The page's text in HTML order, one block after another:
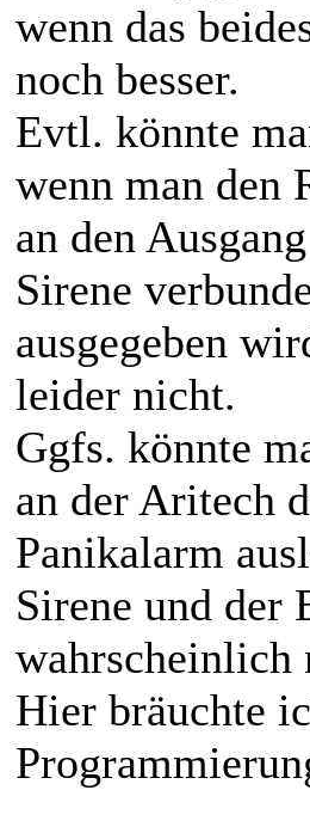
wenn das
noch besser.
Evtl. könnte
wenn man den
an den
Sirene
ausgegeben
leider nicht.
Ggfs. könnte
an der Aritech
Panikalarm
Sirene und der
wahrscheinlich
Hier bräuchte